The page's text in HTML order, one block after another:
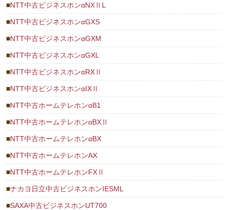
NTT中古ビジネスホンαNXⅡL
NTT中古ビジネスホンαGXS
NTT中古ビジネスホンαGXM
NTT中古ビジネスホンαGXL
NTT中古ビジネスホンαRXⅡ
NTT中古ビジネスホンαIXⅡ
NTT中古ホームテレホンαB1
NTT中古ホームテレホンαBXⅡ
NTT中古ホームテレホンαBX
NTT中古ホームテレホンAX
NTT中古ホームテレホンFXⅡ
ナカヨ日立中古ビジネスホンIESML
SAXA中古ビジネスホンUT700